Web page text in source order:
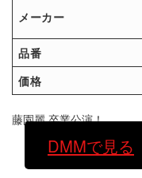
メーカー
品番
価格
藤園麗 卒業公演！
DMMで見る